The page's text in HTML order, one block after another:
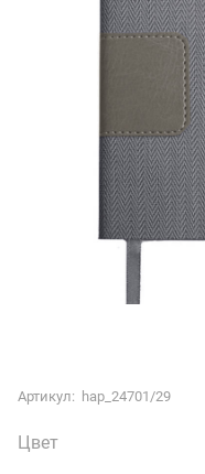
Артикул: hap_24701/29
Цвет